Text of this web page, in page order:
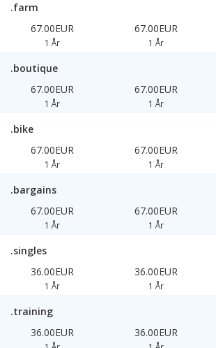
.farm
67.00EUR
1 År
67.00EUR
1 År
.boutique
67.00EUR
1 År
67.00EUR
1 År
.bike
67.00EUR
1 År
67.00EUR
1 År
.bargains
67.00EUR
1 År
67.00EUR
1 År
.singles
36.00EUR
1 År
36.00EUR
1 År
.training
36.00EUR
36.00EUR